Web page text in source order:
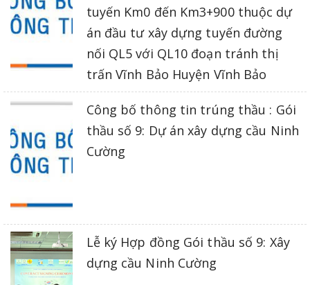
tuyến Km0 đến Km3+900 thuộc dự
án đầu tư xây dựng tuyến đường
nối QL5 với QL10 đoạn tránh thị
trấn Vĩnh Bảo Huyện Vĩnh Bảo
Công bố thông tin trúng thầu : Gói
thầu số 9: Dự án xây dựng cầu Ninh
Cường
Lễ ký Hợp đồng Gói thầu số 9: Xây
dựng cầu Ninh Cường